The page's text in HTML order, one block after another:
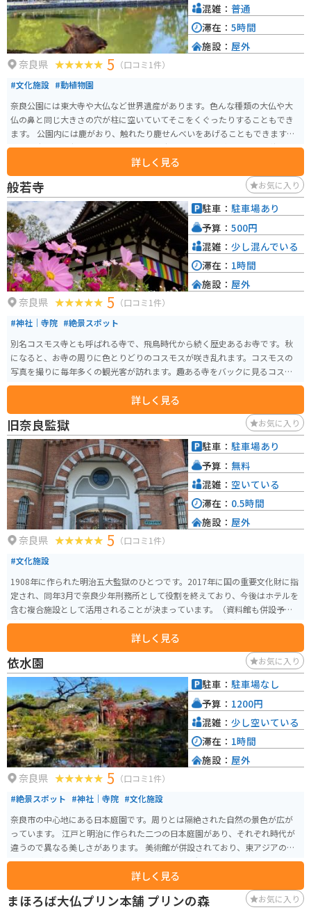
車530円、普通車530円、マイクロバス1,320円、大型車2,120円。 奈良奥山
コース: 二輪車780円、軽自動車1,350円、小型自動車1,760円、普通車1,860
円、マイクロバス4,000円、大型車5,310円。 高円山コース: 二輪車430円、軽
自動車640円、普通車640円、マイクロバス1,590円、大型車2,540円。 ※最
新情報は公式サイトを確認してください。
奈良県 5 （口コミ1件）
#文化施設 #動植物園
奈良公園には東大寺や大仏など世界遺産があります。色んな種類の大仏や大
仏の鼻と同じ大きさの穴が柱に空いていてそこをくぐったりすることもでき
ます。 公園内には鹿がおり、触れたり鹿せんべいをあげることもできます。
とても広いので歩くだけでもなかなかの時間過ごすことができたり、秋にな
るとどんぐりが落ちていたり、紅葉がとても赤く綺麗なので、散歩するだけ
でも満喫できます。
詳しく見る
混雑： 普通
滞在： 5時間
施設： 屋外
般若寺 お気に入り
奈良県 5 （口コミ1件）
#神社｜寺院 #絶景スポット
別名コスモス寺とも呼ばれる寺で、飛鳥時代から続く歴史あるお寺です。秋
になると、お寺の周りに色とりどりのコスモスが咲き乱れます。コスモスの
写真を撮りに毎年多くの観光客が訪れます。趣ある寺をバックに見るコスモ
スは格別です。
詳しく見る
駐車： 駐車場あり
予算： 500円
混雑： 少し混んでいる
滞在： 1時間
施設： 屋外
旧奈良監獄 お気に入り
奈良県 5 （口コミ1件）
#文化施設
1908年に作られた明治五大監獄のひとつです。2017年に国の重要文化財に指
定され、同年3月で奈良少年刑務所として役割を終えており、今後はホテルを
含む複合施設として活用されることが決まっています。（資料館も併設予
定） 建物は赤レンガを積んだロマネスク様式でほぼ竣工当時の形のままで
す。現在は耐震工事中で一般公開されていませんが、表門前には駐車・駐輪
スペースもあり撮影は可能です。 一般公開の時期などは、公式サイトでご確
認ください。
詳しく見る
駐車： 駐車場あり
予算： 無料
混雑： 空いている
滞在： 0.5時間
施設： 屋外
依水園 お気に入り
奈良県 5 （口コミ1件）
#絶景スポット #神社｜寺院 #文化施設
奈良市の中心地にある日本庭園です。周りとは隔絶された自然の景色が広が
っています。 江戸と明治に作られた二つの日本庭園があり、それぞれ時代が
違うので異なる美しさがあります。 美術館が併設されており、東アジアの美
術品などを展示しています。 季節ごとに美しい景観を楽しむことができま
す。近くに東大寺や奈良公園も隣接しているため、周囲の観光スポットと合
わせて回ることができます。周辺道路は鹿が歩き回っているので、速度に気
をつけて走行するようにしてください。
詳しく見る
駐車： 駐車場なし
予算： 1200円
混雑： 少し空いている
滞在： 1時間
施設： 屋外
まほろば大仏プリン本舗 プリンの森 お気に入り